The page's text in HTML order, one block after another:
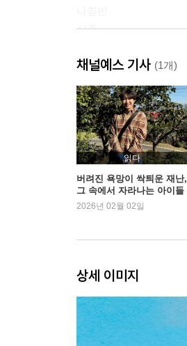
실종
딜
비명
재난의 아침
핸슨
숲속으로
검은 비
히드노라
비상계단
책임
채널예스 기사 (1개)
읽다
버려진 욕망이 싹틔운 재난,
그 속에서 자라나는 아이들
의 책임과 용기! | 예스24
2026년 02월 02일
상세 이미지